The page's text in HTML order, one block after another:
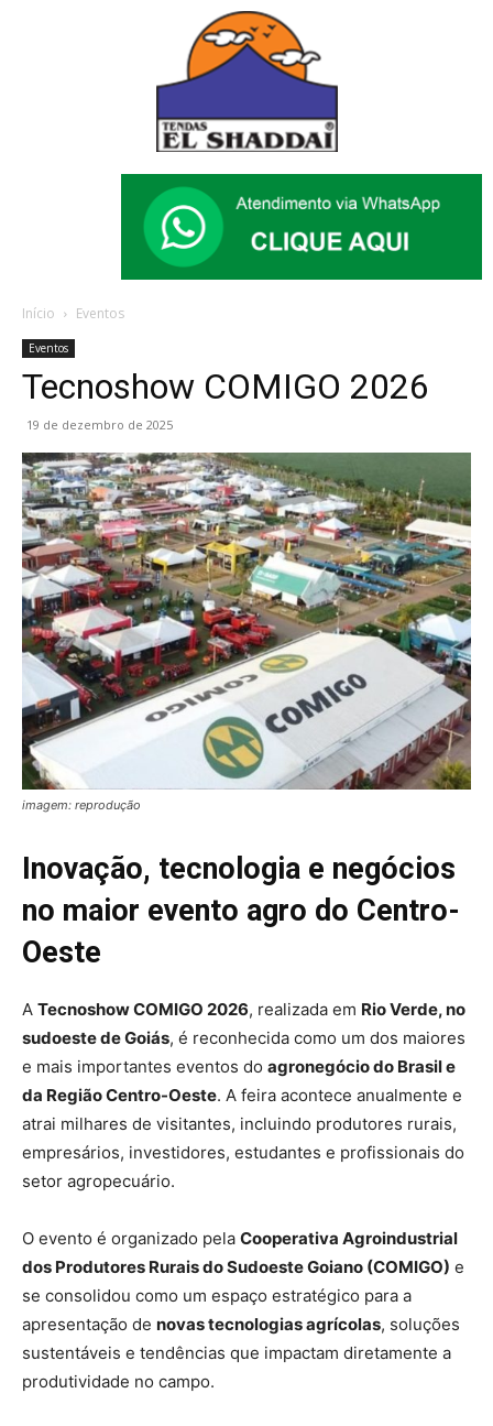
Início Eventos
Eventos
Tecnoshow COMIGO 2026
19 de dezembro de 2025
imagem: reprodução
Inovação, tecnologia e negócios
no maior evento agro do Centro-
Oeste
A Tecnoshow COMIGO 2026, realizada em Rio Verde, no
sudoeste de Goiás, é reconhecida como um dos maiores
e mais importantes eventos do agronegócio do Brasil e
da Região Centro-Oeste. A feira acontece anualmente e
atrai milhares de visitantes, incluindo produtores rurais,
empresários, investidores, estudantes e profissionais do
setor agropecuário.
O evento é organizado pela Cooperativa Agroindustrial
dos Produtores Rurais do Sudoeste Goiano (COMIGO) e
se consolidou como um espaço estratégico para a
apresentação de novas tecnologias agrícolas, soluções
sustentáveis e tendências que impactam diretamente a
produtividade no campo.